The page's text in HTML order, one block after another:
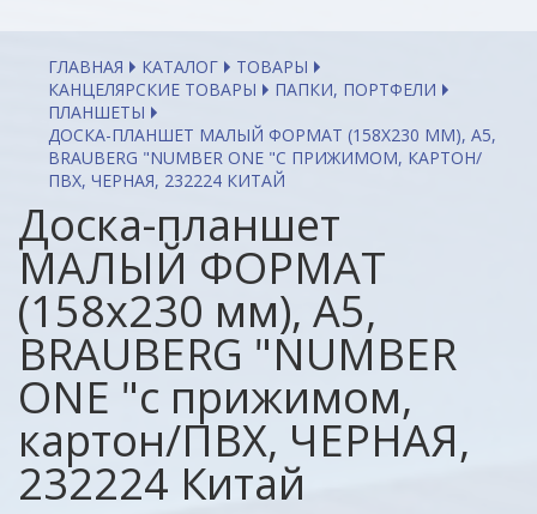
ГЛАВНАЯ КАТАЛОГ
ТОВАРЫ
КАНЦЕЛЯРСКИЕ ТОВАРЫ
ПАПКИ, ПОРТФЕЛИ
ПЛАНШЕТЫ
ДОСКА-ПЛАНШЕТ МАЛЫЙ ФОРМАТ (158Х230 ММ), А5,
BRAUBERG "NUMBER ONE "С ПРИЖИМОМ, КАРТОН/
ПВХ, ЧЕРНАЯ, 232224 КИТАЙ
Доска-планшет
МАЛЫЙ ФОРМАТ
(158х230 мм), А5,
BRAUBERG "NUMBER
ONE "с прижимом,
картон/ПВХ, ЧЕРНАЯ,
232224 Китай